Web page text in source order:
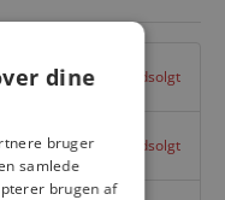
Udsolgt
Udsolgt
dine
bruger
samlede
brugen af